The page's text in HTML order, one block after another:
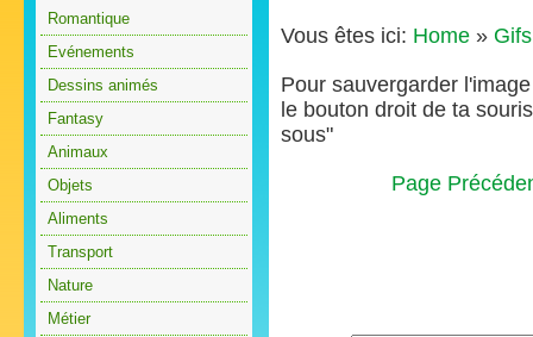
Romantique
Evénements
Dessins animés
Fantasy
Animaux
Objets
Aliments
Transport
Nature
Métier
Vous êtes ici: Home »
Pour sauvergarder
le bouton droit de ta
sous"
Page